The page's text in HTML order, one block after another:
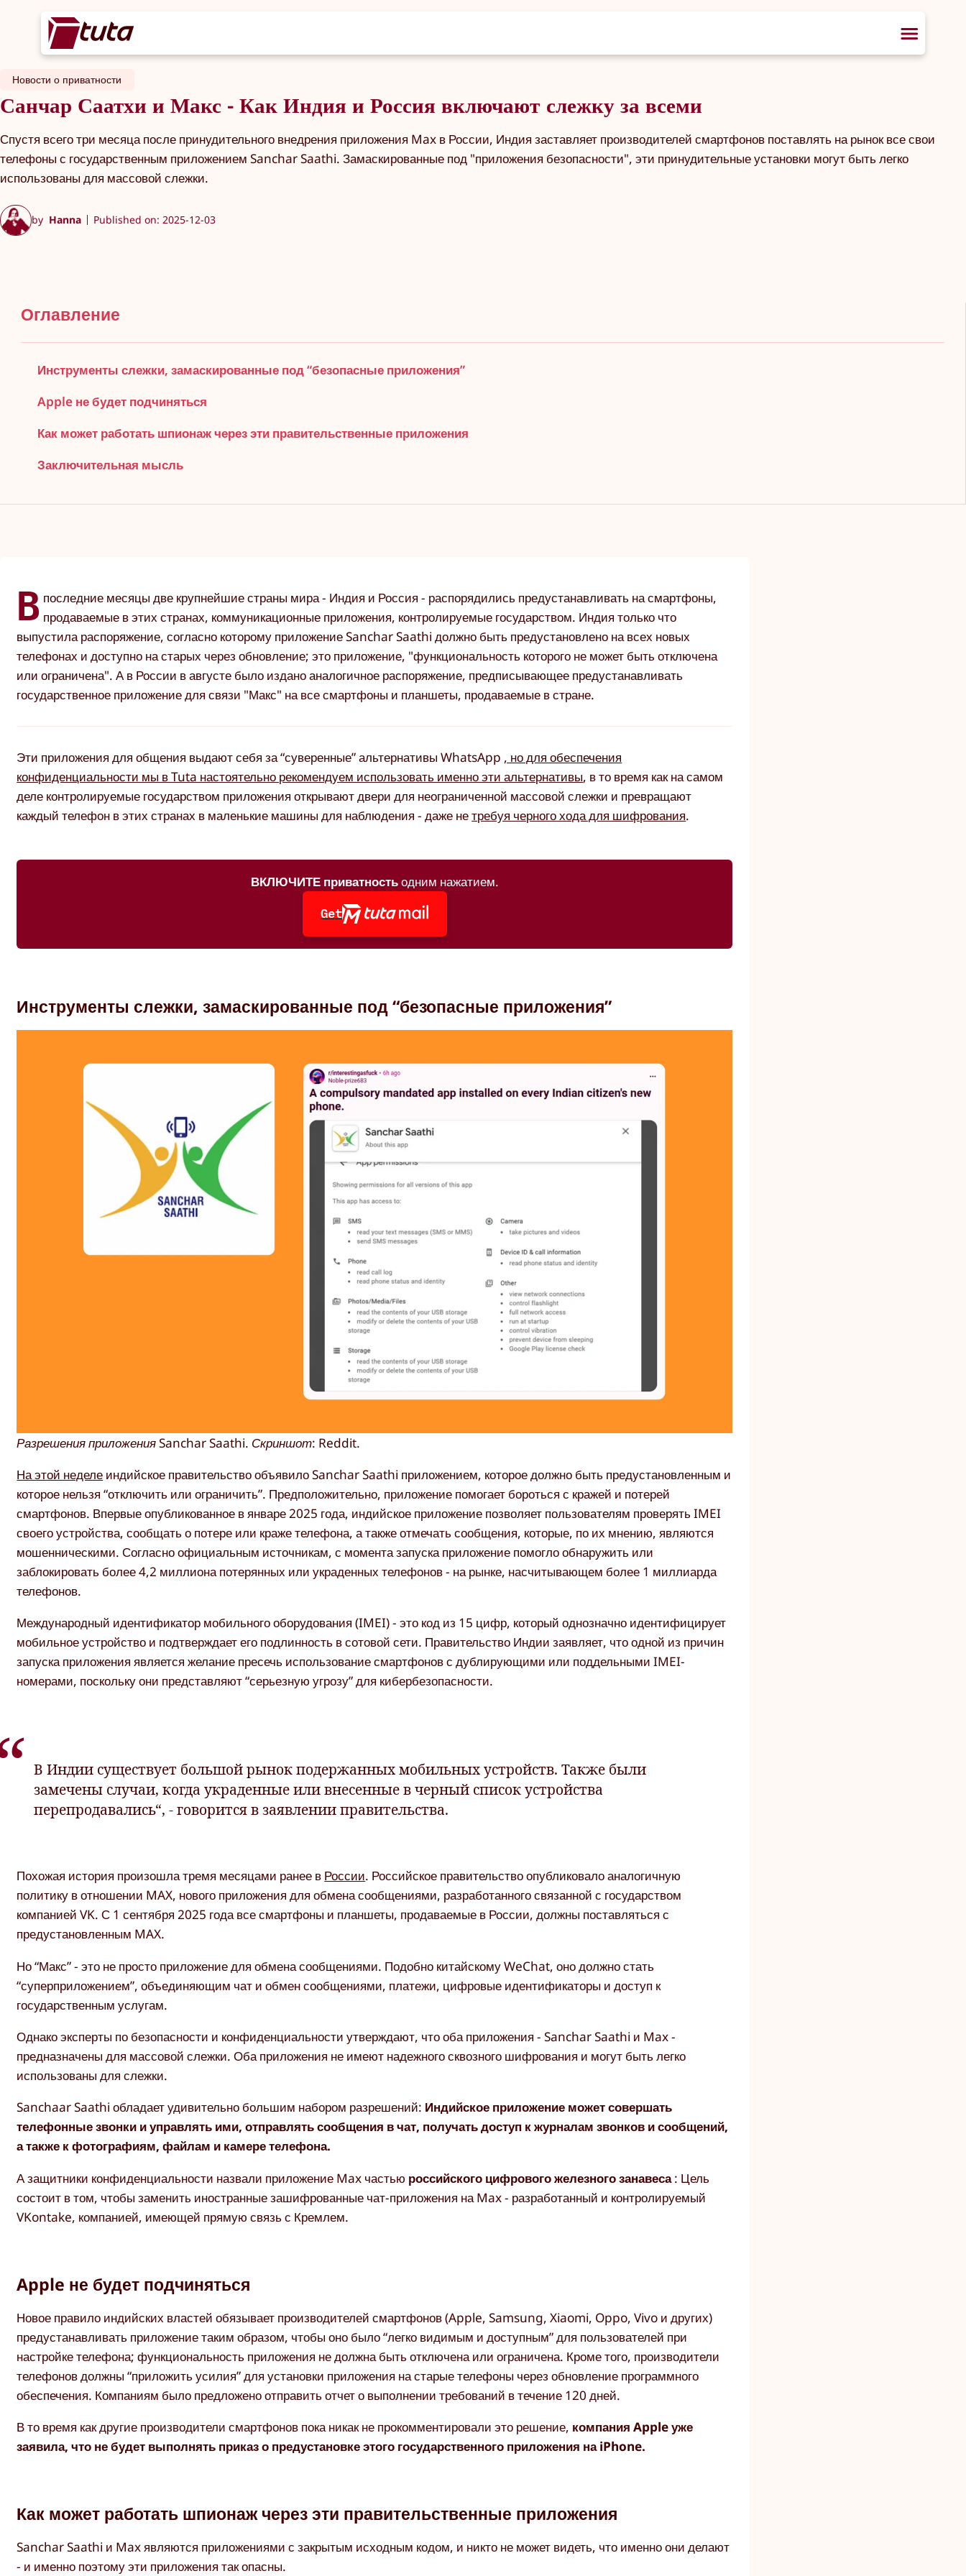
Новости о приватности
Санчар Саатхи и Макс - Как Индия и Россия включают слежку за всеми
Спустя всего три месяца после принудительного внедрения приложения Max в России, Индия заставляет производителей смартфонов поставлять на рынок все свои
телефоны с государственным приложением Sanchar Saathi. Замаскированные под "приложения безопасности", эти принудительные установки могут быть легко
использованы для массовой слежки.
by Hanna Published on: 2025-12-03
Оглавление
Инструменты слежки, замаскированные под “безопасные приложения”
Apple не будет подчиняться
Как может работать шпионаж через эти правительственные приложения
Заключительная мысль
В последние месяцы две крупнейшие страны мира - Индия и Россия - распорядились предустанавливать на смартфоны,
продаваемые в этих странах, коммуникационные приложения, контролируемые государством. Индия только что
выпустила распоряжение, согласно которому приложение Sanchar Saathi должно быть предустановлено на всех новых
телефонах и доступно на старых через обновление; это приложение, "функциональность которого не может быть отключена
или ограничена". А в России в августе было издано аналогичное распоряжение, предписывающее предустанавливать
государственное приложение для связи "Макс" на все смартфоны и планшеты, продаваемые в стране.
Эти приложения для общения выдают себя за “суверенные” альтернативы WhatsApp , но для обеспечения
конфиденциальности мы в Tuta настоятельно рекомендуем использовать именно эти альтернативы, в то время как на самом
деле контролируемые государством приложения открывают двери для неограниченной массовой слежки и превращают
каждый телефон в этих странах в маленькие машины для наблюдения - даже нетребуя черного хода для шифрования.
ВКЛЮЧИТЕ приватностьодним нажатием.
Get
Инструменты слежки, замаскированные под “безопасные приложения”
Разрешения приложения Sanchar Saathi. Скриншот: Reddit.
На этой неделе индийское правительство объявило Sanchar Saathi приложением, которое должно быть предустановленным и
которое нельзя “отключить или ограничить”. Предположительно, приложение помогает бороться с кражей и потерей
смартфонов. Впервые опубликованное в январе 2025 года, индийское приложение позволяет пользователям проверять IMEI
своего устройства, сообщать о потере или краже телефона, а также отмечать сообщения, которые, по их мнению, являются
мошенническими. Согласно официальным источникам, с момента запуска приложение помогло обнаружить или
заблокировать более 4,2 миллиона потерянных или украденных телефонов - на рынке, насчитывающем более 1 миллиарда
телефонов.
Международный идентификатор мобильного оборудования (IMEI) - это код из 15 цифр, который однозначно идентифицирует
мобильное устройство и подтверждает его подлинность в сотовой сети. Правительство Индии заявляет, что одной из причин
запуска приложения является желание пресечь использование смартфонов с дублирующими или поддельными IMEI-
номерами, поскольку они представляют “серьезную угрозу” для кибербезопасности.
В Индии существует большой рынок подержанных мобильных устройств. Также были
замечены случаи, когда украденные или внесенные в черный список устройства
перепродавались“, - говорится в заявлении правительства.
Похожая история произошла тремя месяцами ранее в России. Российское правительство опубликовало аналогичную
политику в отношении MAX, нового приложения для обмена сообщениями, разработанного связанной с государством
компанией VK. С 1 сентября 2025 года все смартфоны и планшеты, продаваемые в России, должны поставляться с
предустановленным MAX.
Но “Макс” - это не просто приложение для обмена сообщениями. Подобно китайскому WeChat, оно должно стать
“суперприложением”, объединяющим чат и обмен сообщениями, платежи, цифровые идентификаторы и доступ к
государственным услугам.
Однако эксперты по безопасности и конфиденциальности утверждают, что оба приложения - Sanchar Saathi и Max -
предназначены для массовой слежки. Оба приложения не имеют надежного сквозного шифрования и могут быть легко
использованы для слежки.
Sanchaar Saathi обладает удивительно большим набором разрешений: Индийское приложение может совершать
телефонные звонки и управлять ими, отправлять сообщения в чат, получать доступ к журналам звонков и сообщений,
а также к фотографиям, файлам и камере телефона.
А защитники конфиденциальности назвали приложение Max частью российского цифрового железного занавеса: Цель
состоит в том, чтобы заменить иностранные зашифрованные чат-приложения на Max - разработанный и контролируемый
VKontake, компанией, имеющей прямую связь с Кремлем.
Apple не будет подчиняться
Новое правило индийских властей обязывает производителей смартфонов (Apple, Samsung, Xiaomi, Oppo, Vivo и других)
предустанавливать приложение таким образом, чтобы оно было “легко видимым и доступным” для пользователей при
настройке телефона; функциональность приложения не должна быть отключена или ограничена. Кроме того, производители
телефонов должны “приложить усилия” для установки приложения на старые телефоны через обновление программного
обеспечения. Компаниям было предложено отправить отчет о выполнении требований в течение 120 дней.
В то время как другие производители смартфонов пока никак не прокомментировали это решение, компания Apple уже
заявила, что не будет выполнять приказ о предустановке этого государственного приложения на iPhone.
Как может работать шпионаж через эти правительственные приложения
Sanchar Saathi и Max являются приложениями с закрытым исходным кодом, и никто не может видеть, что именно они делают
- и именно поэтому эти приложения так опасны.